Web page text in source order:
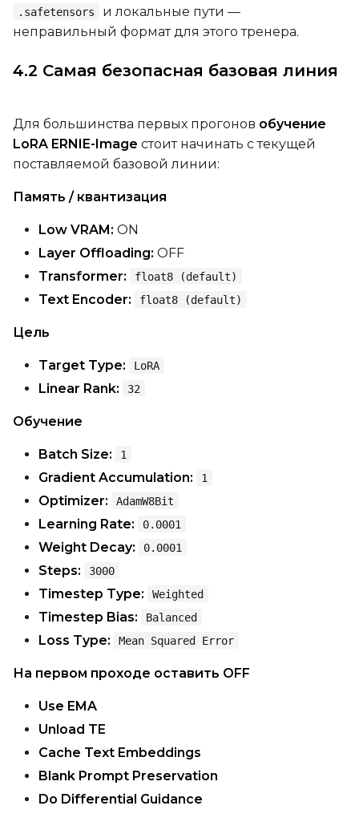
Prompt
Seed
.safetensors
и локальные пути —
неправильный формат для этого тренера.
4.2 Самая безопасная базовая линия
Для большинства первых прогонов обучение
LoRA ERNIE-Image стоит начинать с текущей
поставляемой базовой линии:
Память / квантизация
Low VRAM: ON
Layer Offloading: OFF
Transformer:
float8 (default)
Text Encoder: float8 (default)
Цель
Target Type: LoRA
Linear Rank: 32
Обучение
Batch Size: 1
Gradient Accumulation: 1
Optimizer: AdamW8Bit
Learning Rate: 0.0001
Weight Decay: 0.0001
Steps: 3000
Timestep Type: Weighted
Timestep Bias: Balanced
Loss Type: Mean Squared Error
На первом проходе оставить OFF
Use EMA
Unload TE
Cache Text Embeddings
Blank Prompt Preservation
Do Differential Guidance